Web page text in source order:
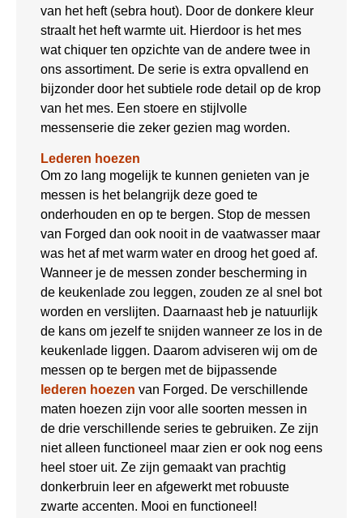
van het heft (sebra hout). Door de donkere kleur
straalt het heft warmte uit. Hierdoor is het mes
wat chiquer ten opzichte van de andere twee in
ons assortiment. De serie is extra opvallend en
bijzonder door het subtiele rode detail op de krop
van het mes. Een stoere en stijlvolle
messenserie die zeker gezien mag worden.
Lederen hoezen
Om zo lang mogelijk te kunnen genieten van je
messen is het belangrijk deze goed te
onderhouden en op te bergen. Stop de messen
van Forged dan ook nooit in de vaatwasser maar
was het af met warm water en droog het goed af.
Wanneer je de messen zonder bescherming in
de keukenlade zou leggen, zouden ze al snel bot
worden en verslijten. Daarnaast heb je natuurlijk
de kans om jezelf te snijden wanneer ze los in de
keukenlade liggen. Daarom adviseren wij om de
messen op te bergen met de bijpassende
lederen hoezen van Forged. De verschillende
maten hoezen zijn voor alle soorten messen in
de drie verschillende series te gebruiken. Ze zijn
niet alleen functioneel maar zien er ook nog eens
heel stoer uit. Ze zijn gemaakt van prachtig
donkerbruin leer en afgewerkt met robuuste
zwarte accenten. Mooi en functioneel!